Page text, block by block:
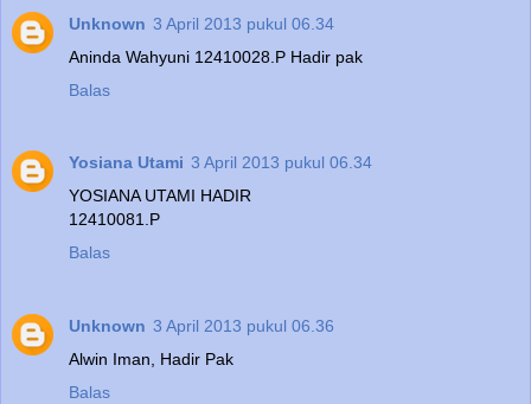
Unknown 3 April 2013 pukul 06.34
Aninda Wahyuni 12410028.P Hadir pak
Balas
Yosiana Utami 3 April 2013 pukul 06.34
YOSIANA UTAMI HADIR
12410081.P
Balas
Unknown 3 April 2013 pukul 06.36
Alwin Iman, Hadir Pak
Balas